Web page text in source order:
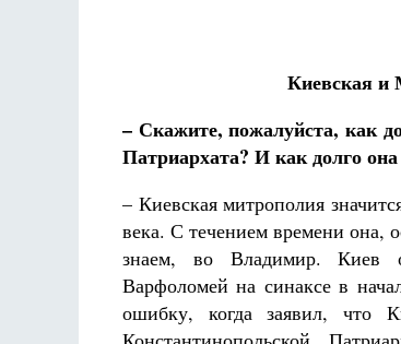
Киевская и
– Скажите, пожалуйста, как
Патриархата? И как долго
– Киевская митрополия
века. С течением времени она,
знаем, во Владимир. Киев
Варфоломей на синаксе в
ошибку, когда заявил, что